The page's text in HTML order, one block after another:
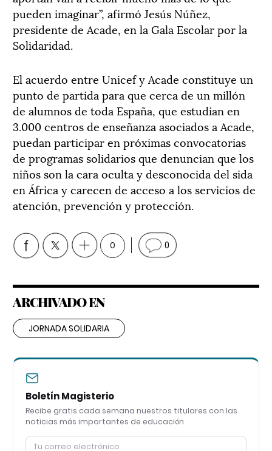
pueden imaginar”, afirmó Jesús Núñez,
presidente de Acade, en la Gala Escolar por la
Solidaridad.
El acuerdo entre Unicef y Acade constituye un
punto de partida para que cerca de un millón
de alumnos de toda España, que estudian en
3.000 centros de enseñanza asociados a Acade,
puedan participar en próximas convocatorias
de programas solidarios que denuncian que los
niños son la cara oculta y desconocida del sida
en África y carecen de acceso a los servicios de
atención, prevención y protección.
0 0
ARCHIVADO EN
JORNADA SOLIDARIA
Boletín Magisterio
Recibe gratis cada semana nuestros titulares con las
noticias más importantes de educación